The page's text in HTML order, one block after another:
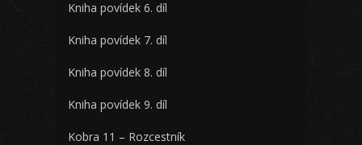
Kniha povídek 6. díl
Kniha povídek 7. díl
Kniha povídek 8. díl
Kniha povídek 9. díl
Kobra 11 – Rozcestník